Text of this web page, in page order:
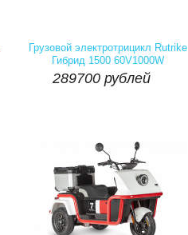
Грузовой электротрицикл Rutrike
Гибрид 1500 60V1000W
289700 рублей
289700 рублей
шт  Купить